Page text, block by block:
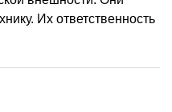
Их ответственность